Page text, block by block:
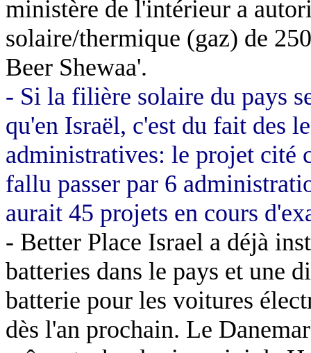
ministère de l'intérieur a
solaire/thermique (gaz) de
Beer Shewaa'.
- Si la filière solaire du pays
qu'en Israël, c'est du fait des
administratives: le projet cité
fallu passer par 6
aurait 45 projets en cours
- Better Place Israel a déjà
batteries dans le pays et une
batterie pour les voitures
dès l'an prochain. Le